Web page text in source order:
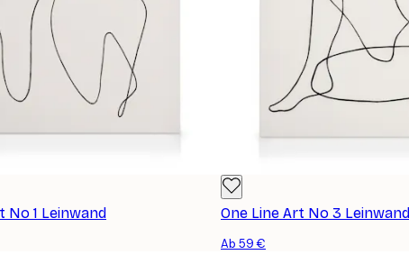
No 1 Leinwand One Line Art No 3 Leinwand
Ab 59 €